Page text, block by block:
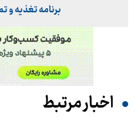
برنامه تغذیه
اخبار مرتبط